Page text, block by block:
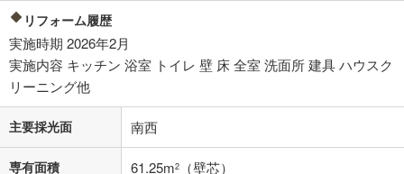
不動産会社に購入相談をする
リフォーム履歴
実施時期 2026年2月
実施内容 キッチン 浴室 トイレ 壁 床 全室 洗面所 建具 ハウスク
リーニング他
主要採光面 南西
専有面積 61.25m2 （壁芯）